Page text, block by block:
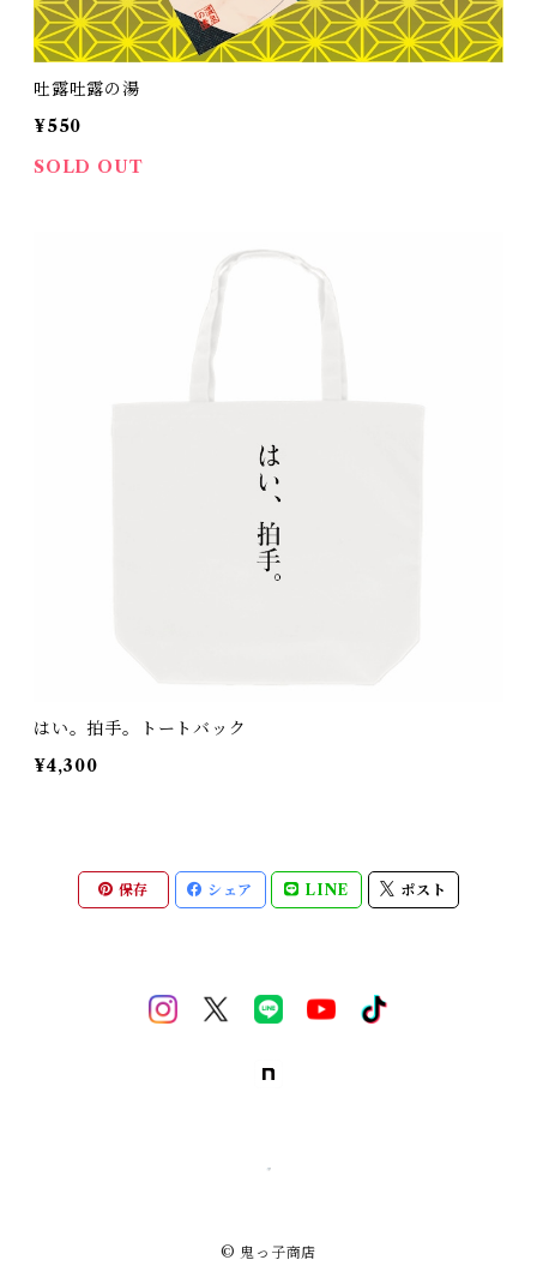
吐露吐露の湯
¥550
SOLD OUT
はい。拍手。トートバック
¥4,300
保存 シェア LINE ポスト
© 鬼っ子商店